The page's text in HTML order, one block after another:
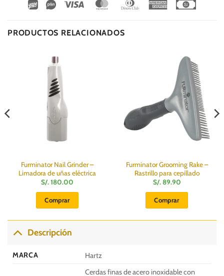
Wirecard
Vipps Visa MasterCardDinners
American
PRODUCTOS RELACIONADOS
Furminator Nail Grinder –
Limadora de uñas eléctrica
S/.180.00
Comprar
Furminator Grooming Rake –
Rastrillo para cepillado
S/.89.90
Comprar
Descripción
MARCA
Hartz
Cerdas finas de acero inoxidable con